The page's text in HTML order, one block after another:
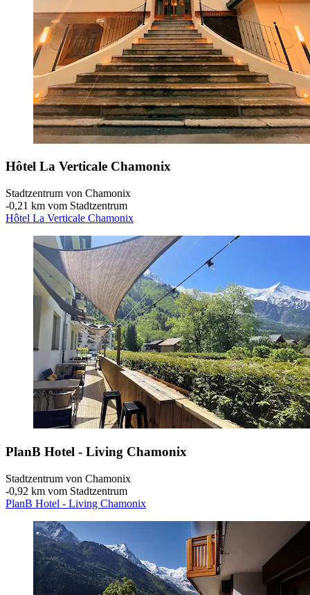
Hôtel La Verticale Chamonix
Stadtzentrum von Chamonix
‐0,21 km vom Stadtzentrum
Hôtel La Verticale Chamonix
PlanB Hotel - Living Chamonix
Stadtzentrum von Chamonix
‐0,92 km vom Stadtzentrum
PlanB Hotel - Living Chamonix